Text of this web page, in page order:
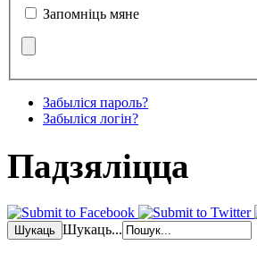
Запомніць мяне
Забыліся пароль?
Забыліся логін?
Падзялiцца
Шукаць...